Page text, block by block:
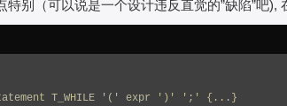
特别（可以说是一个设计违反直觉的”缺陷”吧),
T_WHILE '(' expr ')' ';' {...}